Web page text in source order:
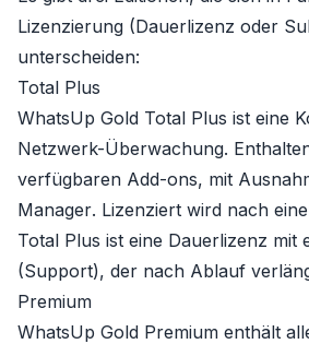
Lizenzierung (Dauerlizenz oder
unterscheiden:
Total Plus
WhatsUp Gold Total Plus ist eine
Netzwerk-Überwachung.
verfügbaren Add-ons, mit
Manager. Lizenziert wird nach
Total Plus ist eine Dauerlizenz mit
(Support), der nach Ablauf
Premium
WhatsUp Gold Premium enthält